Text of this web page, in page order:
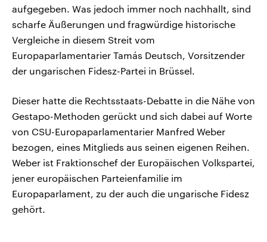
aufgegeben. Was jedoch immer noch nachhallt, sind
scharfe Äußerungen und fragwürdige historische
Vergleiche in diesem Streit vom
Europaparlamentarier Tamás Deutsch, Vorsitzender
der ungarischen Fidesz-Partei in Brüssel.
Dieser hatte die Rechtsstaats-Debatte in die Nähe von
Gestapo-Methoden gerückt und sich dabei auf Worte
von CSU-Europaparlamentarier Manfred Weber
bezogen, eines Mitglieds aus seinen eigenen Reihen.
Weber ist Fraktionschef der Europäischen Volkspartei,
jener europäischen Parteienfamilie im
Europaparlament, zu der auch die ungarische Fidesz
gehört.